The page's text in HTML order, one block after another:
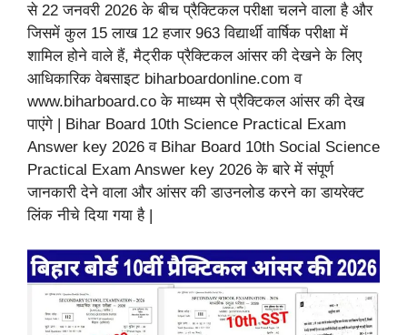
से 22 जनवरी 2026 के बीच प्रैक्टिकल परीक्षा चलने वाला है और
जिसमें कुल 15 लाख 12 हजार 963 विद्यार्थी वार्षिक परीक्षा में
शामिल होने वाले हैं, मैट्रीक प्रैक्टिकल आंसर की देखने के लिए
आधिकारिक वेबसाइट biharboardonline.com व
www.biharboard.co के माध्यम से प्रैक्टिकल आंसर की देख
पाएंगे | Bihar Board 10th Science Practical Exam
Answer key 2026 व Bihar Board 10th Social Science
Practical Exam Answer key 2026 के बारे में संपूर्ण
जानकारी देने वाला और आंसर की डाउनलोड करने का डायरेक्ट
लिंक नीचे दिया गया है |